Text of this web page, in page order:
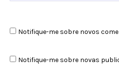
Notifique-me sobre novos
Notifique-me sobre novas